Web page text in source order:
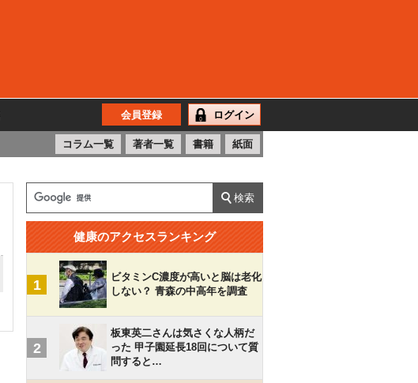
会員登録 ログイン
コラム一覧 著者一覧 書籍 紙面
健康のアクセスランキング
1
ビタミンC濃度が高いと脳は老化
しない？ 青森の中高年を調査
2
板東英二さんは気さくな人柄だ
った 甲子園延長18回について質
問すると…